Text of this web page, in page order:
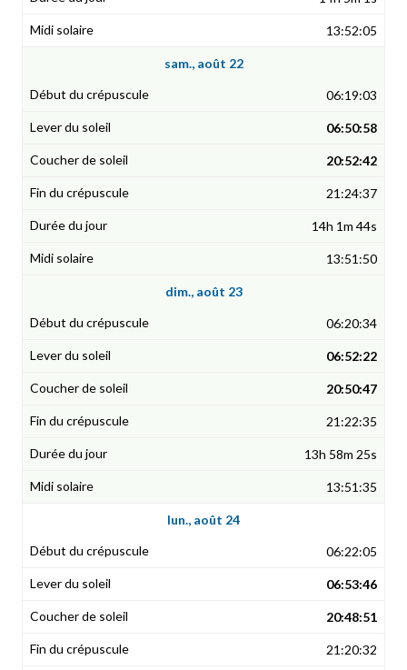
13:52:05
sam., août 22
06:19:03
06:50:58
20:52:42
21:24:37
14h 1m 44s
13:51:50
dim., août 23
06:20:34
06:52:22
20:50:47
21:22:35
13h 58m 25s
13:51:35
lun., août 24
06:22:05
06:53:46
20:48:51
21:20:32